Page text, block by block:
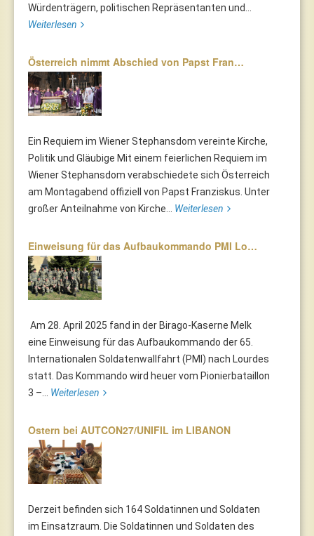
Würdenträgern, politischen Repräsentanten und...
Weiterlesen
Österreich nimmt Abschied von Papst Fran…
Ein Requiem im Wiener Stephansdom vereinte Kirche,
Politik und Gläubige Mit einem feierlichen Requiem im
Wiener Stephansdom verabschiedete sich Österreich
am Montagabend offiziell von Papst Franziskus. Unter
großer Anteilnahme von Kirche... Weiterlesen
Einweisung für das Aufbaukommando PMI Lo…
Am 28. April 2025 fand in der Birago-Kaserne Melk
eine Einweisung für das Aufbaukommando der 65.
Internationalen Soldatenwallfahrt (PMI) nach Lourdes
statt. Das Kommando wird heuer vom Pionierbataillon
3 –... Weiterlesen
Ostern bei AUTCON27/UNIFIL im LIBANON
Derzeit befinden sich 164 Soldatinnen und Soldaten
im Einsatzraum. Die Soldatinnen und Soldaten des